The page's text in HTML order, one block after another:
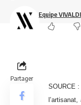
Equipe VIVALDI
Partager
SOURCE :